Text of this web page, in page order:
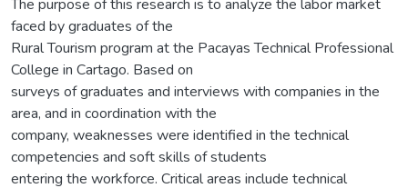
The purpose of this research is to analyze the labor market
faced by graduates of the
Rural Tourism program at the Pacayas Technical Professional
College in Cartago. Based on
surveys of graduates and interviews with companies in the
area, and in coordination with the
company, weaknesses were identified in the technical
competencies and soft skills of students
entering the workforce. Critical areas include technical